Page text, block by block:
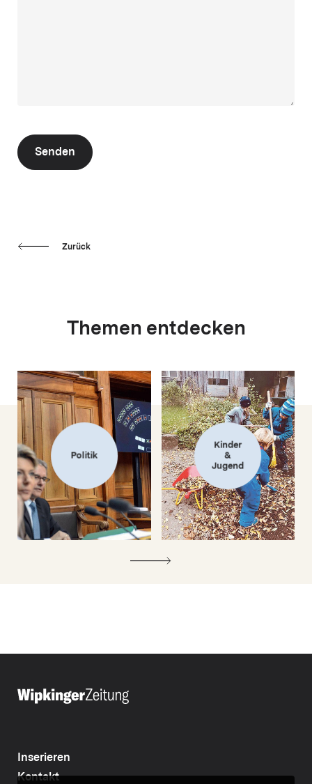
Senden
Zurück
Themen entdecken
Politik
Kinder
&
Jugend
Inserieren
Kontakt